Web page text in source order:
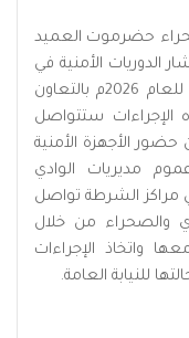
حضرموت العميد
الدوريات الأمنية في
مدينة سيئون يأتي ضمن الخطة الأمنية للعام 2026م بالتعاون
الإجراءات ستتواصل
حضور الأجهزة الأمنية
مديريات الوادي
مراكز الشرطة تواصل
والصحراء من خلال
واتخاذ الإجراءات
للنيابة العامة.